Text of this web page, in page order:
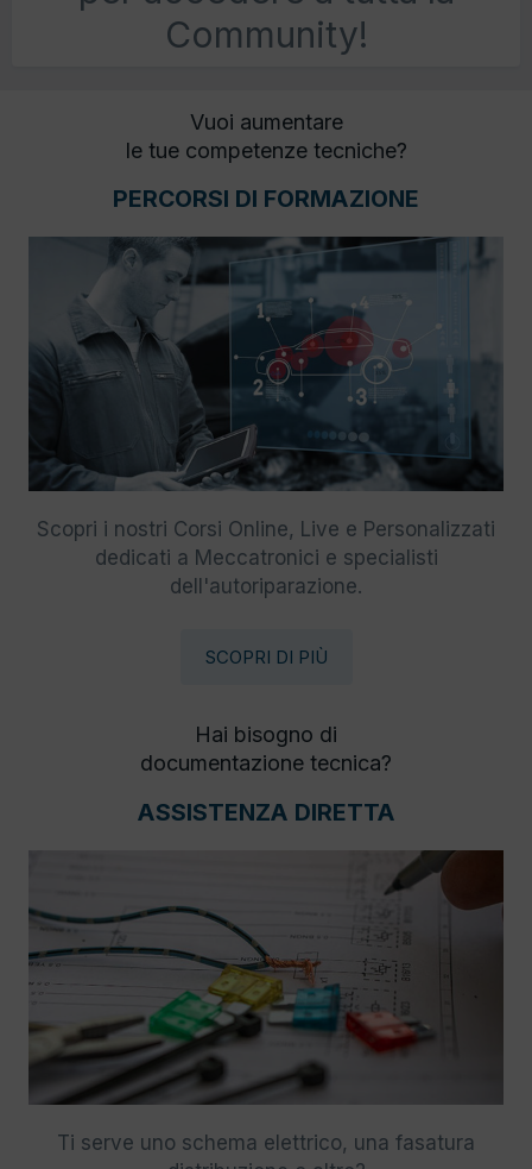
Community!
Vuoi aumentare
le tue competenze tecniche?
PERCORSI DI FORMAZIONE
Scopri i nostri Corsi Online, Live e Personalizzati
dedicati a Meccatronici e specialisti
dell'autoriparazione.
SCOPRI DI PIÙ
Hai bisogno di
documentazione tecnica?
ASSISTENZA DIRETTA
Ti serve uno schema elettrico, una fasatura